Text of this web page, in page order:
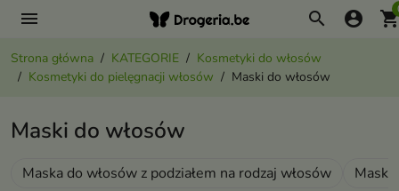
menu search account_circle
Strona główna KATEGORIE
Kosmetyki do włosów
Kosmetyki do pielęgnacji włosów
Maski do włosów
Maski do włosów
Maska do włosów z podziałem na rodzaj włosów
Maski